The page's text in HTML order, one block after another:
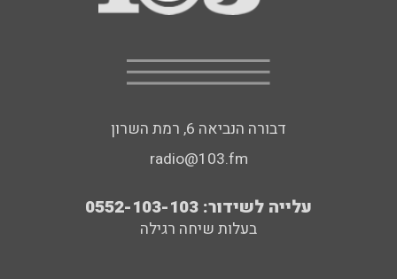
דבורה הנביאה 6, רמת השרון
radio@103.fm
עלייה לשידור: 0552-103-103
בעלות שיחה רגילה